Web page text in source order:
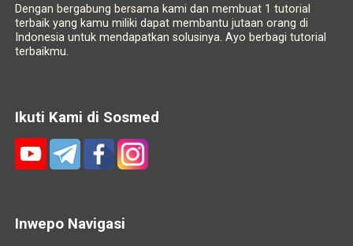
Dengan bergabung bersama kami dan membuat 1 tutorial
terbaik yang kamu miliki dapat membantu jutaan orang di
Indonesia untuk mendapatkan solusinya. Ayo berbagi tutorial
terbaikmu.
Ikuti Kami di Sosmed
Inwepo Navigasi